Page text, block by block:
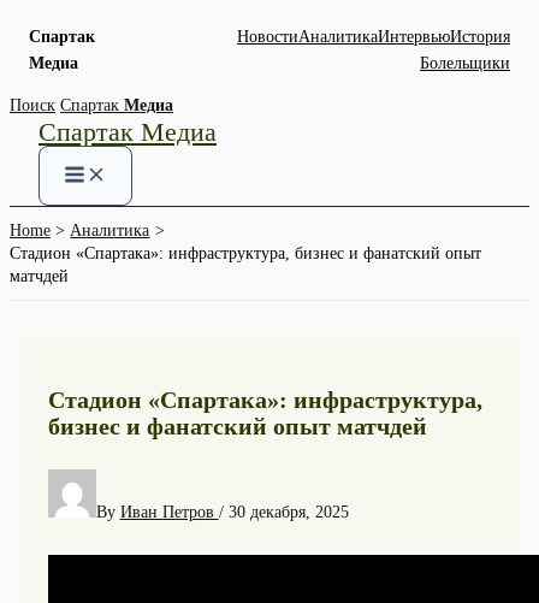
Спартак
Медиа
НовостиАналитикаИнтервьюИстория
Болельщики
Skip
content
Поиск Спартак Медиа
Спартак Медиа
Home
Аналитика
Стадион «Спартака»: инфраструктура, бизнес и фанатский опыт
матчдей
Стадион «Спартака»: инфраструктура,
бизнес и фанатский опыт матчдей
By Иван Петров / 30 декабря, 2025